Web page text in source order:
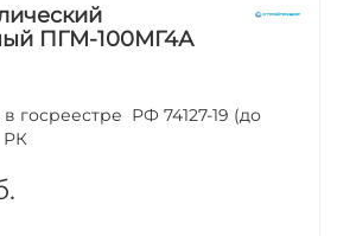
ПГМ-100МГ4А
госреестре РФ 74127-19 (до
РК